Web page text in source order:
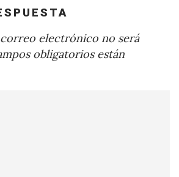
electrónico no será
obligatorios están